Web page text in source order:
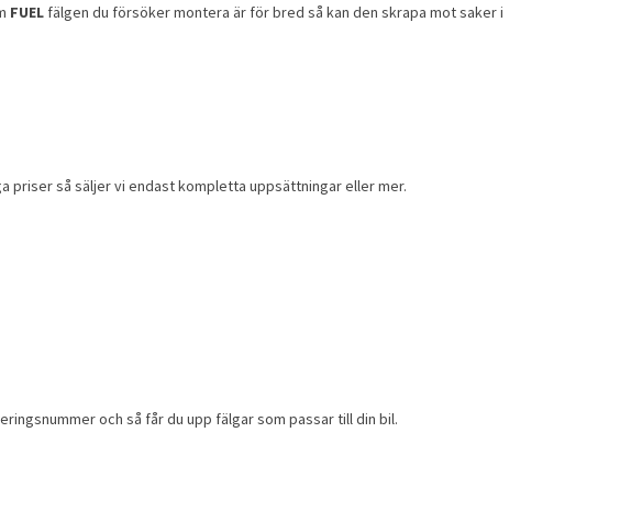
FUEL fälgen du försöker montera är för bred så kan den skrapa mot saker i
så säljer vi endast kompletta uppsättningar eller mer.
och så får du upp fälgar som passar till din bil.